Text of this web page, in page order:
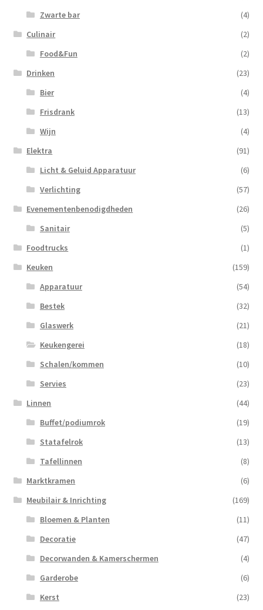
Zwarte bar
(4)
Culinair
(2)
Food&Fun
(2)
Drinken
(23)
Bier
(4)
Frisdrank
(13)
Wijn
(4)
Elektra
(91)
Licht & Geluid Apparatuur
(6)
Verlichting
(57)
Evenementenbenodigdheden
(26)
Sanitair
(5)
Foodtrucks
(1)
Keuken
(159)
Apparatuur
(54)
Bestek
(32)
Glaswerk
(21)
Keukengerei
(18)
Schalen/kommen
(10)
Servies
(23)
Linnen
(44)
Buffet/podiumrok
(19)
Statafelrok
(13)
Tafellinnen
(8)
Marktkramen
(6)
Meubilair & Inrichting
(169)
Bloemen & Planten
(11)
Decoratie
(47)
Decorwanden & Kamerschermen
(4)
Garderobe
(6)
Kerst
(23)